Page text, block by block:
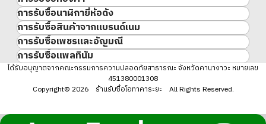
ทองคำ
ทองคำแท่ง
เหรียญทองคำ/เหรียญเงิน
ประวัติราคาทองคำ 10 ปี
ทองรูปพรรณ
แหวนทอง
การรับซื้อนาฬิกายี่ห้อดัง
นาฬิกาแบรนด์เนม
Rolex
Patek Philippe
Audemars Piguet
Vacheron Constantin
Breguet
การรับซื้อสินค้าจากแบรนด์เนม
สินค้าแบรนด์เนม
Cartier
LOUIS VUITTON
Hermès
CELINE
การรับซื้อเพชรและอัญมณี
อัญมณี
เพชร
มรกต
ทับทิม
การรับซื้อแพลทินัม
แพลทินัม
ได้รับอนุญาตจากคณะกรรมการความปลอดภัยสาธารณะ จังหวัดคานางาวะ หมายเลข
451380001308
Copyright© 2026 ร้านรับซื้อโอทาคาระยะ All Rights Reserved.